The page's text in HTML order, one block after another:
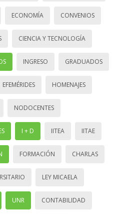
ECONOMÍA CONVENIOS
CIENCIA Y TECNOLOGÍA
INGRESO GRADUADOS
EFEMÉRIDES HOMENAJES
NODOCENTES
I + D IITEA IITAE
FORMACIÓN CHARLAS
LEY MICAELA
UNR CONTABILIDAD